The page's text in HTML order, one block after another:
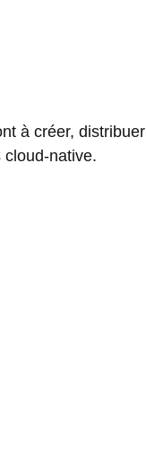
à créer, distribuer
native.